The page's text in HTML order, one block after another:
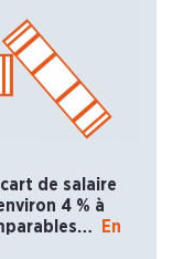
de salaire
4 % à
En